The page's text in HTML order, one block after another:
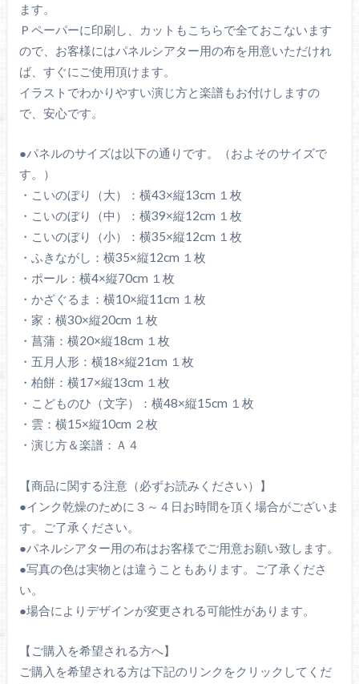
ます。
Ｐペーパーに印刷し、カットもこちらで全ておこないます
ので、お客様にはパネルシアター用の布を用意いただけれ
ば、すぐにご使用頂けます。
イラストでわかりやすい演じ方と楽譜もお付けしますの
で、安心です。
●パネルのサイズは以下の通りです。（およそのサイズで
す。）
・こいのぼり（大）：横43×縦13cm １枚
・こいのぼり（中）：横39×縦12cm １枚
・こいのぼり（小）：横35×縦12cm １枚
・ふきながし：横35×縦12cm １枚
・ポール：横4×縦70cm １枚
・かざぐるま：横10×縦11cm １枚
・家：横30×縦20cm １枚
・菖蒲：横20×縦18cm １枚
・五月人形：横18×縦21cm １枚
・柏餅：横17×縦13cm １枚
・こどものひ（文字）：横48×縦15cm １枚
・雲：横15×縦10cm ２枚
・演じ方＆楽譜：Ａ４
【商品に関する注意（必ずお読みください）】
●インク乾燥のために３～４日お時間を頂く場合がございま
す。ご了承ください。
●パネルシアター用の布はお客様でご用意お願い致します。
●写真の色は実物とは違うこともあります。ご了承くださ
い。
●場合によりデザインが変更される可能性があります。
【ご購入を希望される方へ】
ご購入を希望される方は下記のリンクをクリックしてくだ